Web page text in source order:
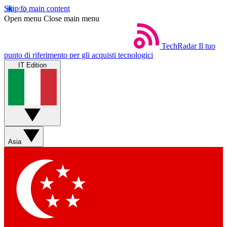
Skip to main content
Open menu Close main menu
TechRadar Il tuo
punto di riferimento per gli acquisti tecnologici
IT Edition
Asia